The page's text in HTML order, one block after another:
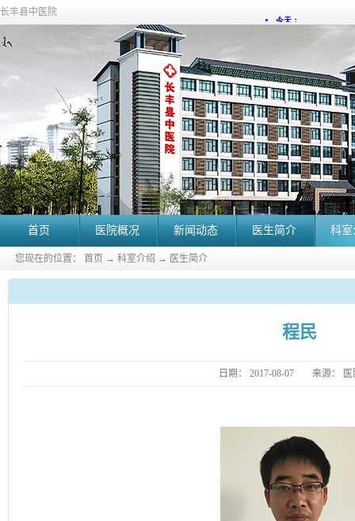
长丰县中医院
首页 医院概况 新闻动态 医生简介 科
您现在的位置： 首页 → 科室介绍 → 医生简介
程民
日期： 2017-08-07 来源：